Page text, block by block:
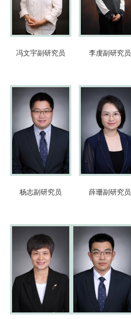
冯文宇副研究员 李虔副研究员
杨志副研究员 薛珊副研究员